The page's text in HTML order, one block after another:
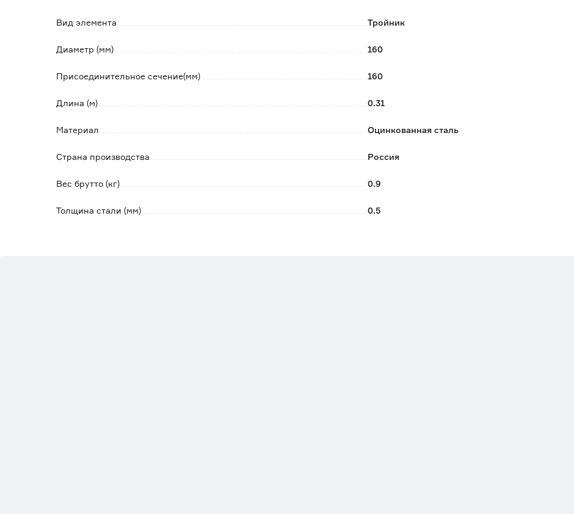
Вид элемента Тройник
Диаметр (мм) 160
Присоединительное сечение(мм) 160
Длина (м) 0.31
Материал Оцинкованная сталь
Страна производства Россия
Вес брутто (кг) 0.9
Толщина стали (мм) 0.5